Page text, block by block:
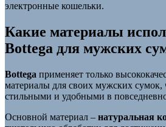
электронные кошельки.
Какие материалы
Bottega для мужских
Bottega применяет только
материалы для своих мужских сумок,
стильными и удобными в
Основной материал – натуральная